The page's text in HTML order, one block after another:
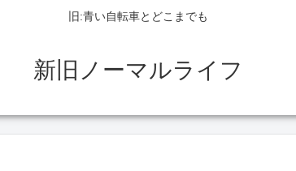
旧:青い自転車とどこまでも
新旧ノーマルライフ